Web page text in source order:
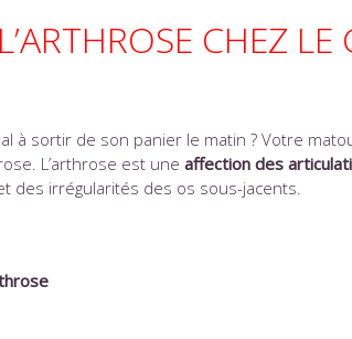
L’ARTHROSE CHEZ
à sortir de son panier le matin ? Votre
L’arthrose est une affection des
des irrégularités des os sous-jacents.